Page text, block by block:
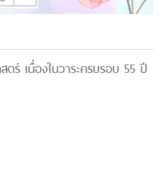
ร์ เนื่องในวาระครบรอบ 55 ปี